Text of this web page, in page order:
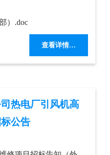
）.doc
查看详情…
热电厂引风机高
公告